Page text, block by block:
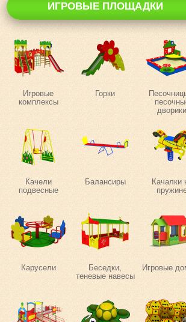
ИГРОВЫЕ ПЛОЩАДКИ
Игровые
комплексы
Горки
дворики
Качели
подвесные
Балансиры
Качалки
Карусели
Беседки,
теневые навесы
Игровые